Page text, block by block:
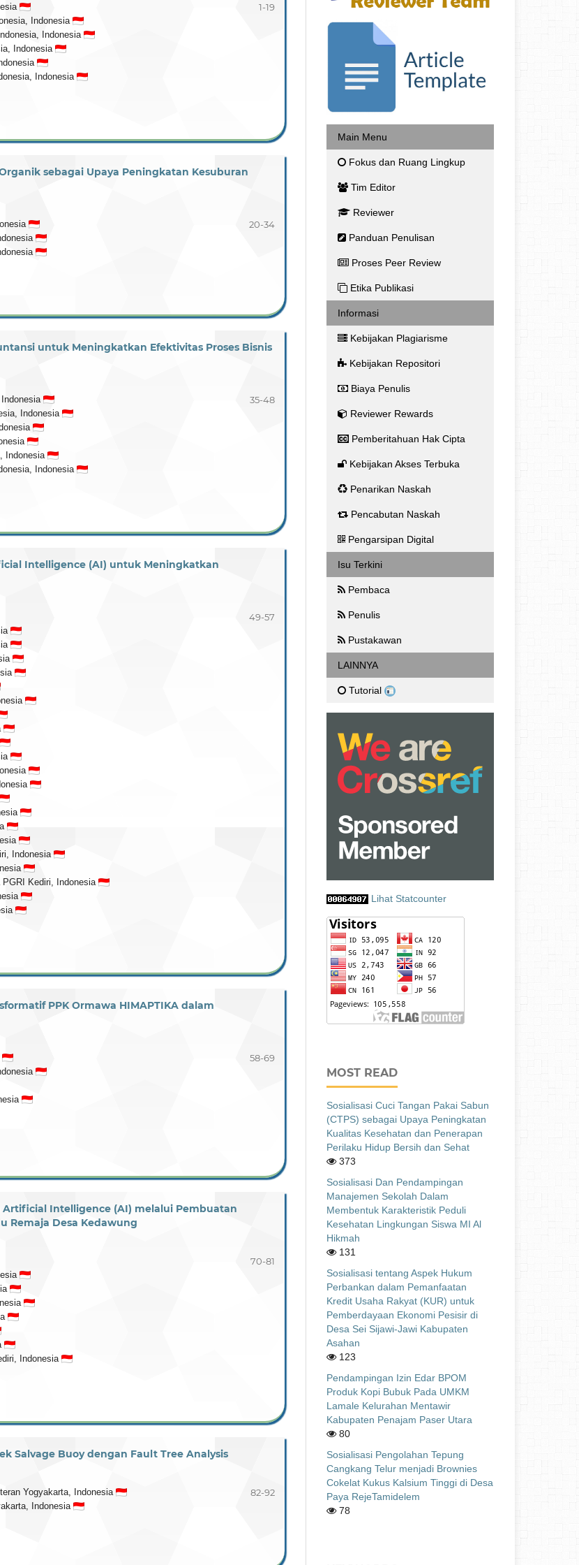
Indonesia
Indonesia
Indonesia
Indonesia
1-19
sebagai Upaya Peningkatan Kesuburan
20-34
untuk Meningkatkan Efektivitas Proses Bisnis
Indonesia
Indonesia
Indonesia
35-48
Intelligence (AI) untuk Meningkatkan
Indonesia
PGRI Kediri, Indonesia
49-57
PPK Ormawa HIMAPTIKA dalam
58-69
Intelligence (AI) melalui Pembuatan
Remaja Desa Kedawung
Indonesia
70-81
Salvage Buoy dengan Fault Tree Analysis
Yogyakarta, Indonesia
Indonesia
82-92
Main Menu
Fokus dan Ruang Lingkup
Tim Editor
Reviewer
Panduan Penulisan
Proses Peer Review
Etika Publikasi
Informasi
Kebijakan Plagiarisme
Kebijakan Repositori
Biaya Penulis
Reviewer Rewards
Pemberitahuan Hak Cipta
Kebijakan Akses Terbuka
Penarikan Naskah
Pencabutan Naskah
Pengarsipan Digital
Isu Terkini
Pembaca
Penulis
Pustakawan
LAINNYA
Tutorial
Lihat Statcounter
MOST READ
Sosialisasi Cuci Tangan Pakai Sabun
(CTPS) sebagai Upaya Peningkatan
Kualitas Kesehatan dan Penerapan
Perilaku Hidup Bersih dan Sehat
373
Sosialisasi Dan Pendampingan
Manajemen Sekolah Dalam
Membentuk Karakteristik Peduli
Kesehatan Lingkungan Siswa MI Al
Hikmah
131
Sosialisasi tentang Aspek Hukum
Perbankan dalam Pemanfaatan
Kredit Usaha Rakyat (KUR) untuk
Pemberdayaan Ekonomi Pesisir di
Desa Sei Sijawi-Jawi Kabupaten
Asahan
123
Pendampingan Izin Edar BPOM
Produk Kopi Bubuk Pada UMKM
Lamale Kelurahan Mentawir
Kabupaten Penajam Paser Utara
80
Sosialisasi Pengolahan Tepung
Cangkang Telur menjadi Brownies
Cokelat Kukus Kalsium Tinggi di Desa
Paya RejeTamidelem
78